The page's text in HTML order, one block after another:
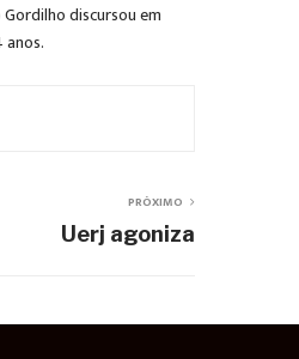
discursou em
anos.
PRÓXIMO
Uerj agoniza